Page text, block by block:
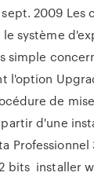
2009 Les
le système
simple
l'option
de
partir d'une
Professionnel
bits installer